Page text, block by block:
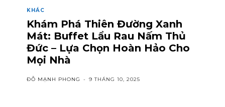
KHÁC
Khám Phá Thiên Đường Xanh
Mát: Buffet Lẩu Rau Nấm Thủ
Đức – Lựa Chọn Hoàn Hảo Cho
Mọi Nhà
ĐỖ MẠNH PHONG - 9 THÁNG 10, 2025